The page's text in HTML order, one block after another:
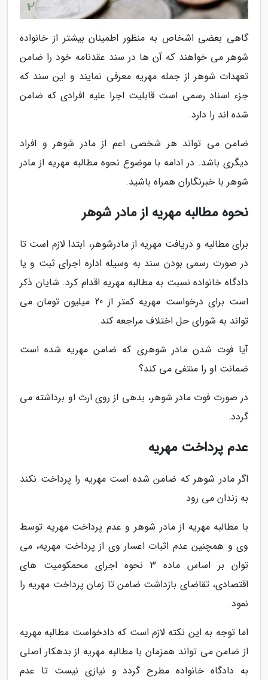
گاهی بعضی اشخاص به منظور اطمینان بیشتر از خانواده
شوهر می خواهند که آن ها در سند عقدنامه خود را ضامن
تعهدات شوهر از جمله مهریه معرفی نمایند و این سند که
جزء اسناد رسمی است قابلیت اجرا علیه افرادی که ضامن
شده اند را دارد.
ضامن می تواند هر شخصی اعم از مادر شوهر و افراد
دیگری باشد. در ادامه با موضوع نحوه مطالبه مهریه از مادر
شوهر با خبرنگاران همراه باشید.
نحوه مطالبه مهریه از مادر شوهر
برای مطالبه و دریافت مهریه از مادرشوهر، ابتدا لازم است تا
در صورت رسمی بودن سند به وسیله اداره اجرای ثبت و یا
دادگاه خانواده نسبت به مطالبه مهریه اقدام کرد. شایان ذکر
است برای درخواست مهریه کمتر از 20 میلیون تومان می
تواند به شورای حل اختلاف مراجعه کند.
آیا فوت شدن مادر شوهری که ضامن مهریه شده است
ضمانت او را منتفی می کند؟
در صورت فوت مادر شوهر، بدهی از روی ارث او برداشته می
گردد.
عدم پرداخت مهریه
اگر مادر شوهر که ضامن شده است مهریه را پرداخت نکند
به زندان می رود
با مطالبه مهریه از مادر شوهر و عدم پرداخت مهریه توسط
وی و همچنین عدم اثبات اعسار وی از پرداخت مهریه، می
توان بر اساس ماده 3 نحوه اجرای محمکومیت های
اقتصادی، تقاضای بازداشت ضامن تا زمان پرداخت مهریه را
نمود.
اما توجه به این نکته لازم است که دادخواست مطالبه مهریه
از ضامن می تواند همزمان با مطالبه مهریه از بدهکار اصلی
به دادگاه خانواده مطرح گردد و نیازی نیست تا عدم